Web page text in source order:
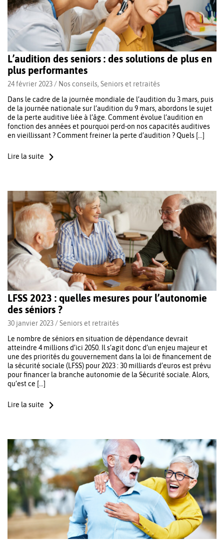
L’audition des seniors : des solutions de plus en
plus performantes
24 février 2023 / Nos conseils, Seniors et retraités
Dans le cadre de la journée mondiale de l’audition du 3 mars, puis
de la journée nationale sur l’audition du 9 mars, abordons le sujet
de la perte auditive liée à l’âge. Comment évolue l’audition en
fonction des années et pourquoi perd-on nos capacités auditives
en vieillissant ? Comment freiner la perte d’audition ? Quels […]
Lire la suite
LFSS 2023 : quelles mesures pour l’autonomie
des séniors ?
30 janvier 2023 /Seniors et retraités
Le nombre de séniors en situation de dépendance devrait
atteindre 4 millions d’ici 2050. Il s’agit donc d’un enjeu majeur et
une des priorités du gouvernement dans la loi de financement de
la sécurité sociale (LFSS) pour 2023 : 30 milliards d’euros est prévu
pour financer la branche autonomie de la Sécurité sociale. Alors,
qu’est ce […]
Lire la suite